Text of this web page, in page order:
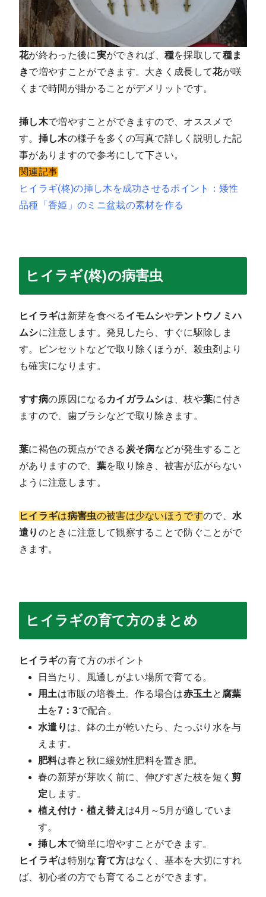
花が終わった後に実ができれば、 種を採取して種ま
きで増やすことができます。大きく成長して花が咲
くまで時間が掛かることがデメリットです。
挿し木で増やすことができますので、オススメで
す。 挿し木の様子を多くの写真で詳しく説明した記
事がありますので参考にして下さい。
関連記事
ヒイラギ(柊)の挿し木を成功させるポイント：矮性
品種「香姫」のミニ盆栽の素材を作る
ヒイラギ(柊)の病害虫
ヒイラギは新芽を食べる イモムシやテントウノミハ
ムシに注意します。発見したら、すぐに駆除しま
す。ピンセットなどで取り除くほうが、殺虫剤より
も確実になります。
すす病の原因になるカイガラムシは、枝や葉に付き
ますので、歯ブラシなどで取り除きます。
葉に褐色の斑点ができる炭そ病などが発生すること
がありますので、 葉を取り除き、被害が広がらない
ように注意します。
ヒイラギは病害虫の被害は少ないほうですので、水
遣り のときに注意して観察することで防ぐことがで
きます。
ヒイラギの育て方のまとめ
ヒイラギの育て方のポイント
日当たり、風通しがよい場所で育てる。
用土は市販の培養土。作る場合は赤玉土 と 腐葉
土を7：3で配合。
水遣り は、鉢の土が乾いたら、たっぷり水を与
えます。
肥料は春と秋に緩効性肥料を置き肥。
春の新芽が芽吹く前に、伸びすぎた枝を短く剪
定 します。
植え付け・植え替え は4月～5月が適していま
す。
挿し木で簡単に増やすことができます。
ヒイラギは特別な育て方はなく、基本を大切にすれ
ば、初心者の方でも育てることができます。